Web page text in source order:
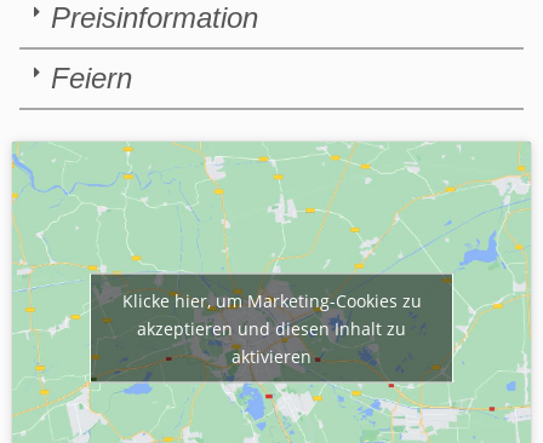
Preisinformation
Feiern
Klicke hier, um Marketing-Cookies zu
akzeptieren und diesen Inhalt zu
aktivieren